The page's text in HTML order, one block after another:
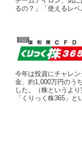
るの？」「使えるレ
日記
今年は投資にチャレ
金、約1,000万円のう
した。（株というよ
「くりっく株365」と